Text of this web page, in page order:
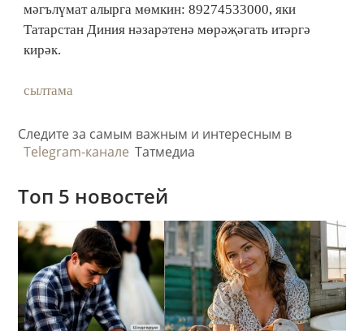
мәгълүмат алырга мөмкин: 89274533000, яки
Татарстан Диния нәзарәтенә мөрәҗәгать итәргә
кирәк.
сылтама
Следите за самым важным и интересным в
Telegram-канале Татмедиа
Топ 5 новостей